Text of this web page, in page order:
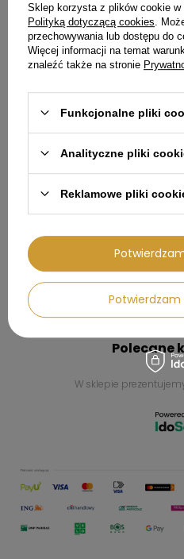
Śledzenie
Chcę
Chcę
Chcę
Polecane
W sklepie
Sklep korzysta z plików cookie w
Polityką dotyczącą cookies .
przechowywania lub dostępu do
Więcej informacji na temat
znaleźć także na stronie
Funkcjonalne pliki
Analityczne pliki
Reklamowe pliki